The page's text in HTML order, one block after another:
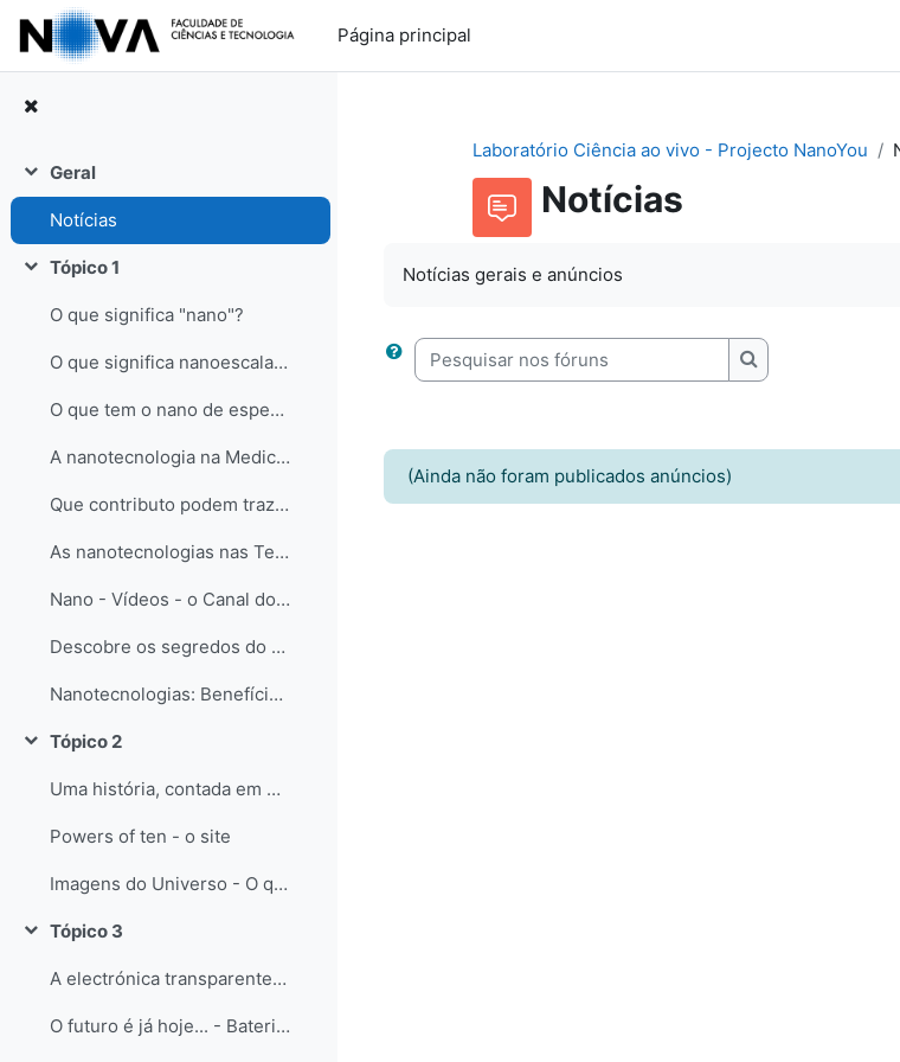
Ir para o conteúdo principal
Página principal
Contrair
Geral
Notícias
Contrair
Tópico 1
O que significa "nano"?
O que significa nanoescala, nanotecnologia, nanoestrutura?
O que tem o nano de especial?
A nanotecnologia na Medicina
Que contributo podem trazer as nanoestruturas ao Ambiente?
As nanotecnologias nas Teconologias da informação e da Comunicação
Nano - Vídeos - o Canal do Youtube (experiências à nano-escala)
Descobre os segredos do Nanomundo
Nanotecnologias: Benefícios e Riscos para os Países Desenvolvidos e em Desenvolvimento
Contrair
Tópico 2
Uma história, contada em potências de base 10: Powers of ten - o Filme
Powers of ten - o site
Imagens do Universo - O que nos tem mostrado o telescópio Hubble
Contrair
Tópico 3
A electrónica transparente - o futuro já começou...
O futuro é já hoje... - Baterias em papel!
Laboratório Ciência ao vivo - Projecto NanoYou
Notícias
Notícias gerais e anúncios
Pesquisar nos fóruns
Pesquisar nos
(Ainda não foram publicados anúncios)